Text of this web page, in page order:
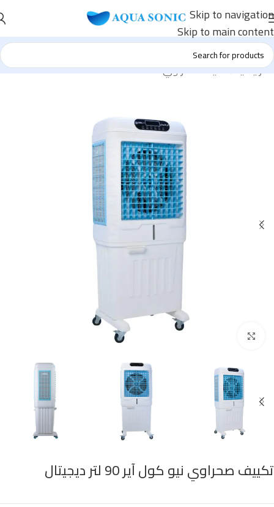
Skip to navigation
Skip to main content
الرئيسية/مكيف صحراوي
Click to enlarge
تكييف صحراوي نيو كول آير 90 لتر ديجيتال